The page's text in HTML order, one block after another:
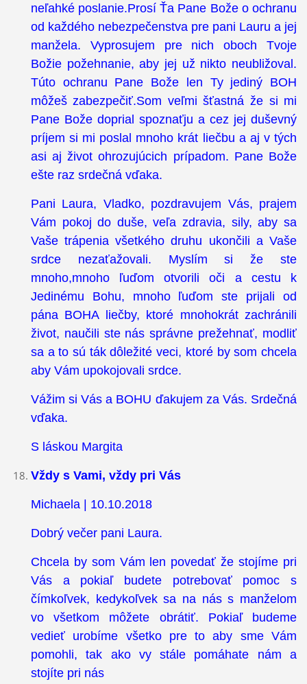
neľahké poslanie.Prosí Ťa Pane Bože o ochranu
od každého nebezpečenstva pre pani Lauru a jej
manžela. Vyprosujem pre nich oboch Tvoje
Božie požehnanie, aby jej už nikto neubližoval.
Túto ochranu Pane Bože len Ty jediný BOH
môžeš zabezpečiť.Som veľmi šťastná že si mi
Pane Bože doprial spoznaťju a cez jej duševný
príjem si mi poslal mnoho krát liečbu a aj v tých
asi aj život ohrozujúcich prípadom. Pane Bože
ešte raz srdečná vďaka.
Pani Laura, Vladko, pozdravujem Vás, prajem
Vám pokoj do duše, veľa zdravia, sily, aby sa
Vaše trápenia všetkého druhu ukončili a Vaše
srdce nezaťažovali. Myslím si že ste
mnoho,mnoho ľuďom otvorili oči a cestu k
Jedinému Bohu, mnoho ľuďom ste prijali od
pána BOHA liečby, ktoré mnohokrát zachránili
život, naučili ste nás správne prežehnať, modliť
sa a to sú ták dôležité veci, ktoré by som chcela
aby Vám upokojovali srdce.
Vážim si Vás a BOHU ďakujem za Vás. Srdečná
vďaka.
S láskou Margita
Vždy s Vami, vždy pri Vás
Michaela | 10.10.2018
Dobrý večer pani Laura.
Chcela by som Vám len povedať že stojíme pri
Vás a pokiaľ budete potrebovať pomoc s
čímkoľvek, kedykoľvek sa na nás s manželom
vo všetkom môžete obrátiť. Pokiaľ budeme
vedieť urobíme všetko pre to aby sme Vám
pomohli, tak ako vy stále pomáhate nám a
stojíte pri nás